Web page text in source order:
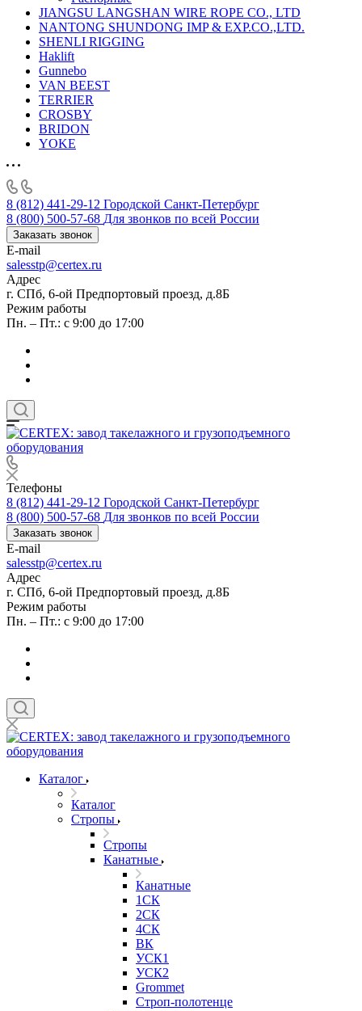
JIANGSU LANGSHAN WIRE ROPE CO., LTD
NANTONG SHUNDONG IMP & EXP.CO.,LTD.
SHENLI RIGGING
Haklift
Gunnebo
VAN BEEST
TERRIER
CROSBY
BRIDON
YOKE
8 (812) 441-29-12 Городской Санкт-Петербург
8 (800) 500-57-68 Для звонков по всей России
Заказать звонок
E-mail
salesstp@certex.ru
Адрес
г. СПб, 6-ой Предпортовый проезд, д.8Б
Режим работы
Пн. – Пт.: с 9:00 до 17:00
Телефоны
8 (812) 441-29-12 Городской Санкт-Петербург
8 (800) 500-57-68 Для звонков по всей России
Заказать звонок
E-mail
salesstp@certex.ru
Адрес
г. СПб, 6-ой Предпортовый проезд, д.8Б
Режим работы
Пн. – Пт.: с 9:00 до 17:00
Каталог
Каталог
Стропы
Стропы
Канатные
Канатные
1СК
2СК
4СК
ВК
УСК1
УСК2
Grommet
Строп-полотенце